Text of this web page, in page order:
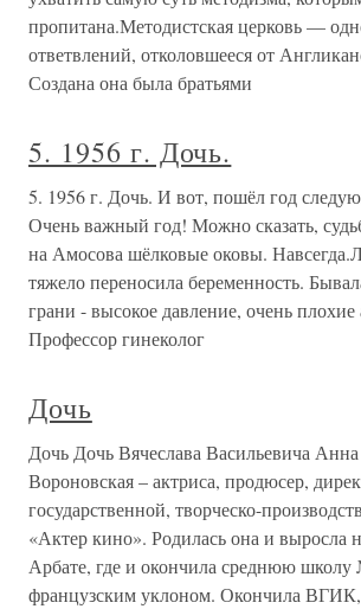
пропитана.Методистская церковь —
ответвлений, отколовшееся от
Создана она была братьями
5. 1956 г. Дочь.
5. 1956 г. Дочь. И вот, пошёл год
Очень важный год! Можно сказать,
на Амосова шёлковые оковы.
тяжело переносила беременность.
грани - высокое давление, очень
Профессор гинеколог
Дочь
Дочь Дочь Вячеслава Васильевича
Вороновская – актриса, продюсер,
государственной, творческо-
«Актер кино». Родилась она и выросла
Арбате, где и окончила среднюю
французским уклоном. Окончила ВГИК,